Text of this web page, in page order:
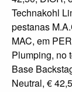
Technakohl
pestanas
MAC, em
Plumping, no
Base
Neutral, €